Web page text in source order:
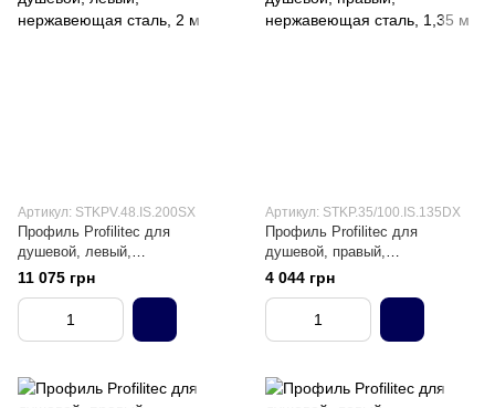
Артикул: STKPV.48.IS.200SX
Профиль Profilitec для
душевой, левый,
нержавеющая сталь, 2 м
11 075 грн
Артикул: STKP.35/100.IS.135DX
Профиль Profilitec для
душевой, правый,
нержавеющая сталь, 1,35 м
4 044 грн